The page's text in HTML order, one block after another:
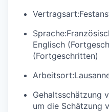
Vertragsart:
Sprache:
Englisch
(Fortgeschritten)
Arbeitsort:
Gehaltsschätzung
um die Schätzung